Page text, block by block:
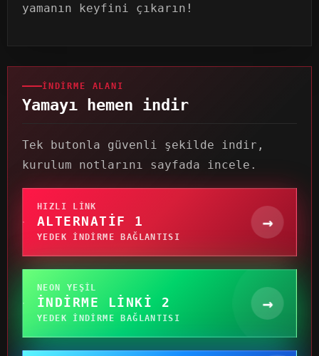
yamanın keyfini çıkarın!
İNDIRME ALANI
Yamayı hemen indir
Tek butonla güvenli şekilde indir,
kurulum notlarını sayfada incele.
HIZLI LINK
ALTERNATIF 1
YEDEK INDIRME BAĞLANTISI
→
NEON YEŞIL
İNDIRME LINKI 2
YEDEK INDIRME BAĞLANTISI
→